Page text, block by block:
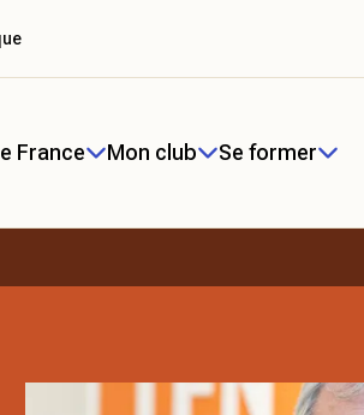
France Mon club Se former